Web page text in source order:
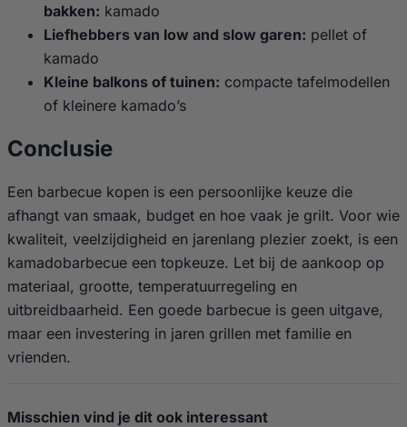
bakken: kamado
Liefhebbers van low and slow garen: pellet of
kamado
Kleine balkons of tuinen: compacte tafelmodellen
of kleinere kamado’s
Conclusie
Een barbecue kopen is een persoonlijke keuze die
afhangt van smaak, budget en hoe vaak je grilt. Voor wie
kwaliteit, veelzijdigheid en jarenlang plezier zoekt, is een
kamadobarbecue een topkeuze. Let bij de aankoop op
materiaal, grootte, temperatuurregeling en
uitbreidbaarheid. Een goede barbecue is geen uitgave,
maar een investering in jaren grillen met familie en
vrienden.
Misschien vind je dit ook interessant